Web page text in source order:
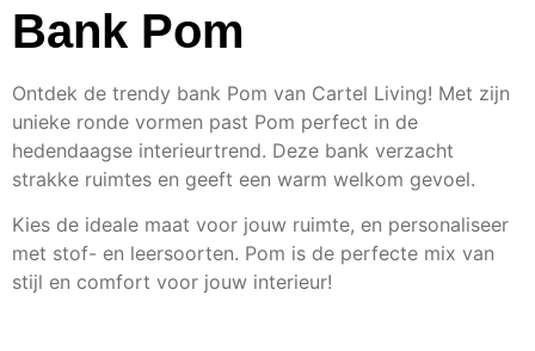
Bank Pom
Ontdek de trendy bank Pom van Cartel Living! Met zijn
unieke ronde vormen past Pom perfect in de
hedendaagse interieurtrend. Deze bank verzacht
strakke ruimtes en geeft een warm welkom gevoel.
Kies de ideale maat voor jouw ruimte, en personaliseer
met stof- en leersoorten. Pom is de perfecte mix van
stijl en comfort voor jouw interieur!